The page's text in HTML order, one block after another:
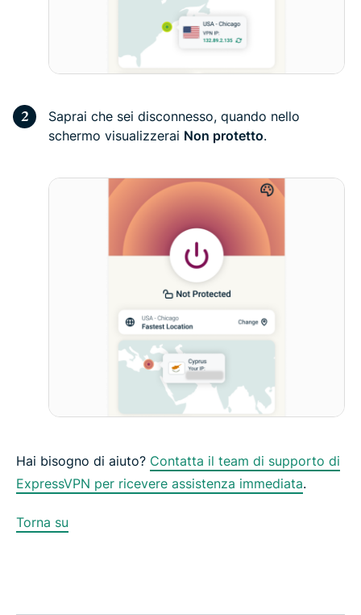
Saprai che sei disconnesso, quando nello
schermo visualizzerai Non protetto.
Hai bisogno di aiuto? Contatta il team di supporto di
ExpressVPN per ricevere assistenza immediata.
Torna su